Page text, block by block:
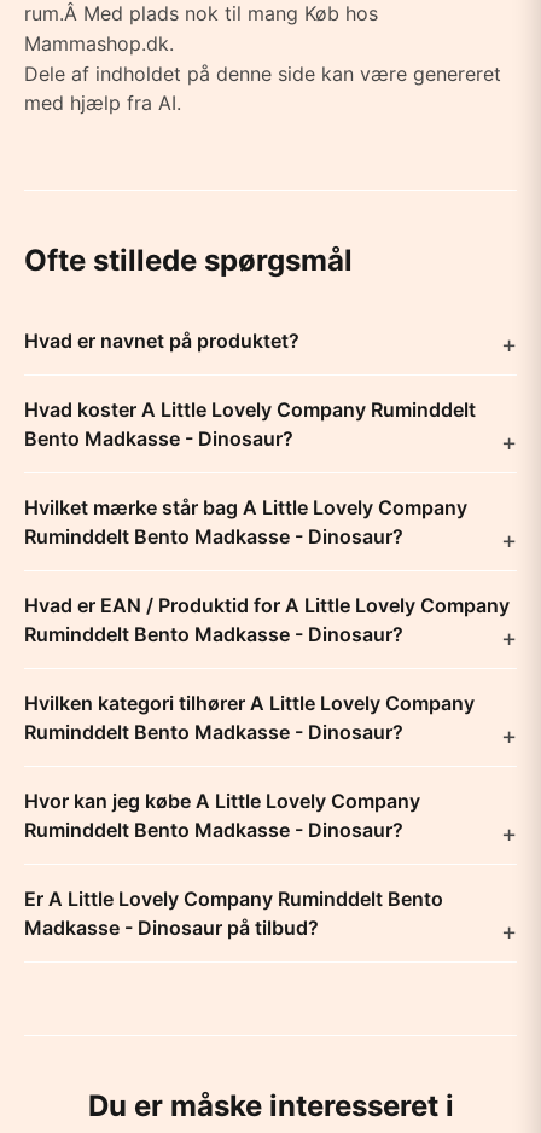
rum.Â Med plads nok til mang Køb hos
Mammashop.dk.
Dele af indholdet på denne side kan være genereret
med hjælp fra AI.
Ofte stillede spørgsmål
Hvad er navnet på produktet?
Hvad koster A Little Lovely Company Ruminddelt
Bento Madkasse - Dinosaur?
Hvilket mærke står bag A Little Lovely Company
Ruminddelt Bento Madkasse - Dinosaur?
Hvad er EAN / Produktid for A Little Lovely Company
Ruminddelt Bento Madkasse - Dinosaur?
Hvilken kategori tilhører A Little Lovely Company
Ruminddelt Bento Madkasse - Dinosaur?
Hvor kan jeg købe A Little Lovely Company
Ruminddelt Bento Madkasse - Dinosaur?
Er A Little Lovely Company Ruminddelt Bento
Madkasse - Dinosaur på tilbud?
Du er måske interesseret i